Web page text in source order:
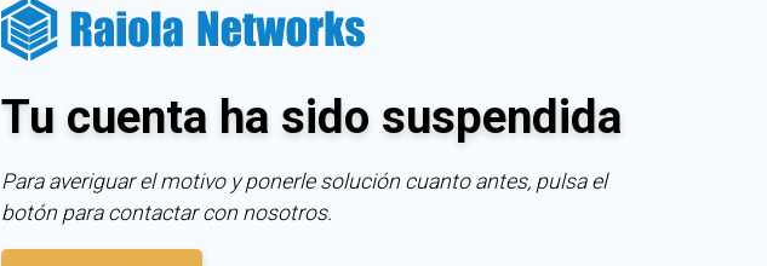
Tu cuenta ha sido suspendida
Para averiguar el motivo y ponerle solución cuanto antes, pulsa el
botón para contactar con nosotros.